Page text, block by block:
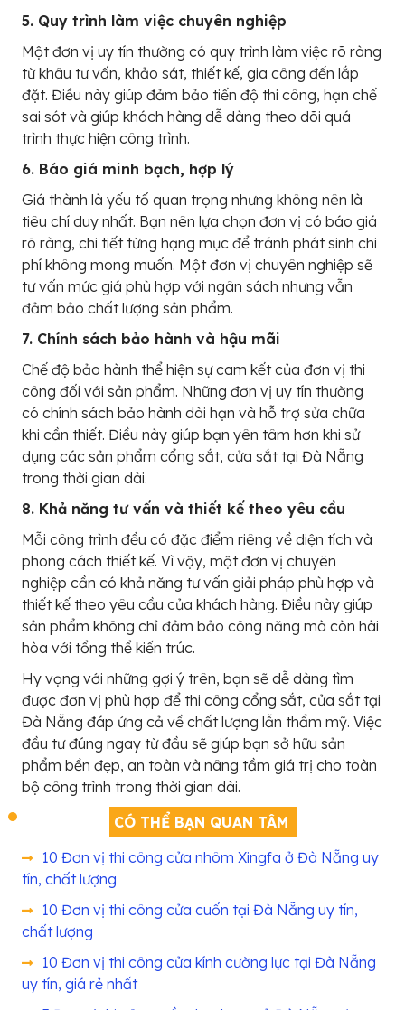
5. Quy trình làm việc chuyên nghiệp
Một đơn vị uy tín thường có quy trình làm việc rõ ràng
từ khâu tư vấn, khảo sát, thiết kế, gia công đến lắp
đặt. Điều này giúp đảm bảo tiến độ thi công, hạn chế
sai sót và giúp khách hàng dễ dàng theo dõi quá
trình thực hiện công trình.
6. Báo giá minh bạch, hợp lý
Giá thành là yếu tố quan trọng nhưng không nên là
tiêu chí duy nhất. Bạn nên lựa chọn đơn vị có báo giá
rõ ràng, chi tiết từng hạng mục để tránh phát sinh chi
phí không mong muốn. Một đơn vị chuyên nghiệp sẽ
tư vấn mức giá phù hợp với ngân sách nhưng vẫn
đảm bảo chất lượng sản phẩm.
7. Chính sách bảo hành và hậu mãi
Chế độ bảo hành thể hiện sự cam kết của đơn vị thi
công đối với sản phẩm. Những đơn vị uy tín thường
có chính sách bảo hành dài hạn và hỗ trợ sửa chữa
khi cần thiết. Điều này giúp bạn yên tâm hơn khi sử
dụng các sản phẩm cổng sắt, cửa sắt tại Đà Nẵng
trong thời gian dài.
8. Khả năng tư vấn và thiết kế theo yêu cầu
Mỗi công trình đều có đặc điểm riêng về diện tích và
phong cách thiết kế. Vì vậy, một đơn vị chuyên
nghiệp cần có khả năng tư vấn giải pháp phù hợp và
thiết kế theo yêu cầu của khách hàng. Điều này giúp
sản phẩm không chỉ đảm bảo công năng mà còn hài
hòa với tổng thể kiến trúc.
Hy vọng với những gợi ý trên, bạn sẽ dễ dàng tìm
được đơn vị phù hợp để thi công cổng sắt, cửa sắt tại
Đà Nẵng đáp ứng cả về chất lượng lẫn thẩm mỹ. Việc
đầu tư đúng ngay từ đầu sẽ giúp bạn sở hữu sản
phẩm bền đẹp, an toàn và nâng tầm giá trị cho toàn
bộ công trình trong thời gian dài.
CÓ THỂ BẠN QUAN TÂM
10 Đơn vị thi công cửa nhôm Xingfa ở Đà Nẵng uy
tín, chất lượng
10 Đơn vị thi công cửa cuốn tại Đà Nẵng uy tín,
chất lượng
10 Đơn vị thi công cửa kính cường lực tại Đà Nẵng
uy tín, giá rẻ nhất